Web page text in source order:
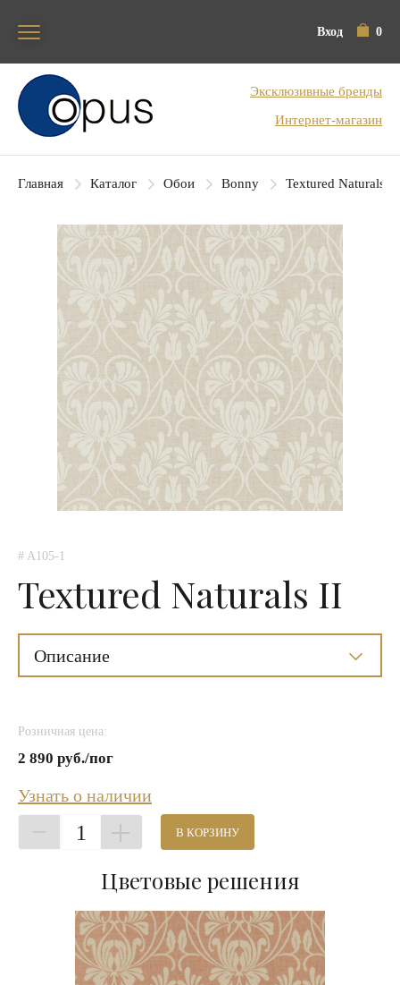
Вход 0
Блок поиска
Эксклюзивные бренды
Интернет-магазин
Главная Каталог Обои Bonny Textured Naturals II
# A105-1
Textured Naturals II
Описание
Розничная цена:
2 890 руб./пог
Узнать о наличии
1 В КОРЗИНУ
Цветовые решения